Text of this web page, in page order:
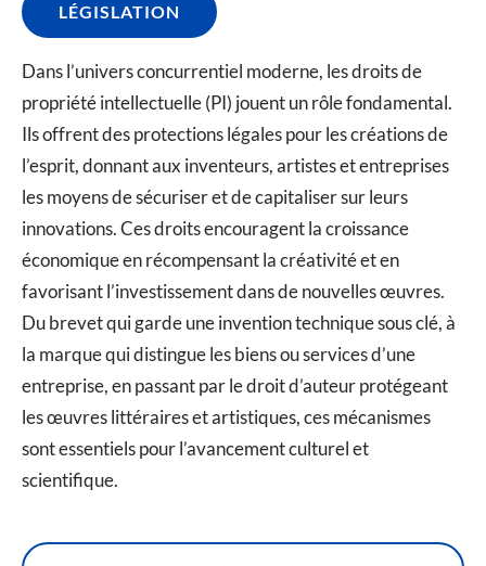
LÉGISLATION
Dans l’univers concurrentiel moderne, les droits de
propriété intellectuelle (PI) jouent un rôle fondamental.
Ils offrent des protections légales pour les créations de
l’esprit, donnant aux inventeurs, artistes et entreprises
les moyens de sécuriser et de capitaliser sur leurs
innovations. Ces droits encouragent la croissance
économique en récompensant la créativité et en
favorisant l’investissement dans de nouvelles œuvres.
Du brevet qui garde une invention technique sous clé, à
la marque qui distingue les biens ou services d’une
entreprise, en passant par le droit d’auteur protégeant
les œuvres littéraires et artistiques, ces mécanismes
sont essentiels pour l’avancement culturel et
scientifique.